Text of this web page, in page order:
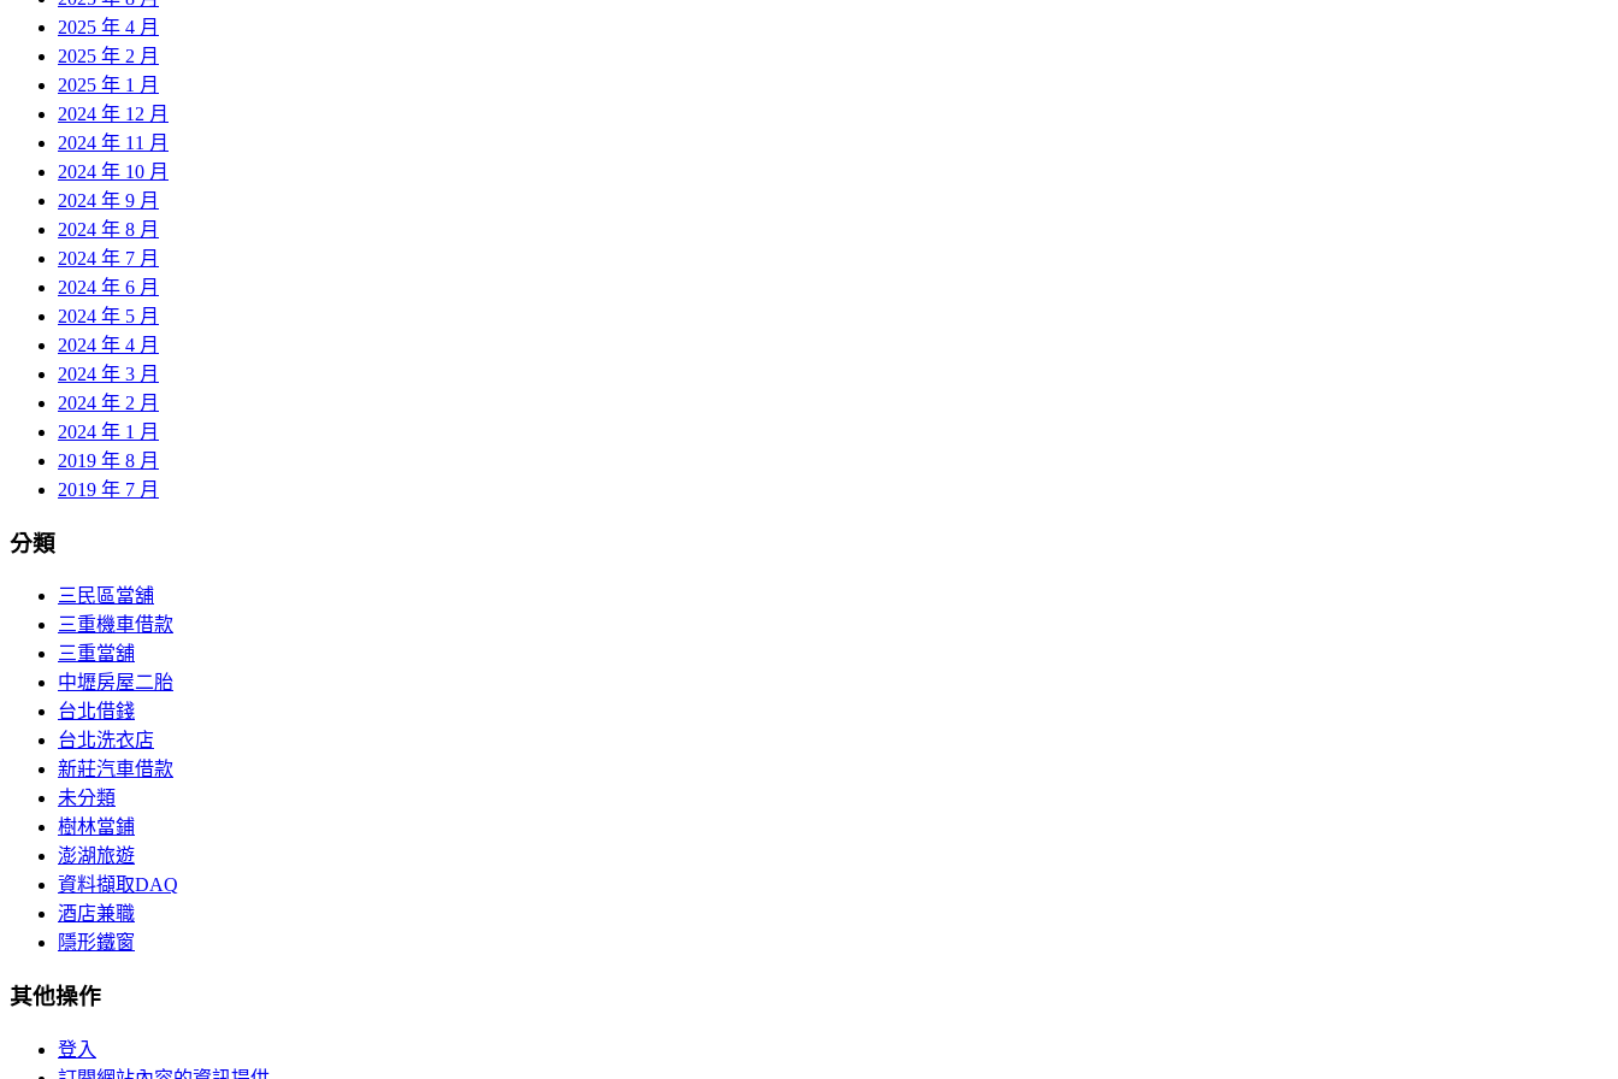
2025 年 4 月
2025 年 2 月
2025 年 1 月
2024 年 12 月
2024 年 11 月
2024 年 10 月
2024 年 9 月
2024 年 8 月
2024 年 7 月
2024 年 6 月
2024 年 5 月
2024 年 4 月
2024 年 3 月
2024 年 2 月
2024 年 1 月
2019 年 8 月
2019 年 7 月
分類
三民區當舖
三重機車借款
三重當舖
中壢房屋二胎
台北借錢
台北洗衣店
新莊汽車借款
未分類
樹林當鋪
澎湖旅遊
資料擷取DAQ
酒店兼職
隱形鐵窗
其他操作
登入